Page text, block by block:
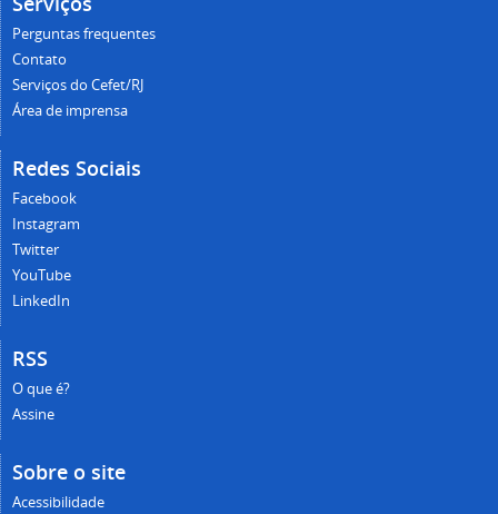
Perguntas frequentes
Contato
Serviços do Cefet/RJ
Área de imprensa
Redes Sociais
Facebook
Instagram
Twitter
YouTube
LinkedIn
RSS
O que é?
Assine
Sobre o site
Acessibilidade